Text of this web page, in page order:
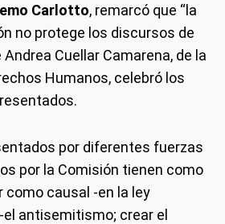
Carlotto, remarcó que “la
no protege los discursos de
Andrea Cuellar Camarena, de la
Humanos, celebró los
por diferentes fuerzas
por la Comisión tienen como
como causal -en la ley
antisemitismo; crear el